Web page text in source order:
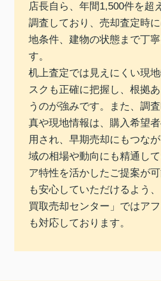
店長自ら、年間1,500件を超
調査しており、売却査定時
地条件、建物の状態まで丁
す。
机上査定では見えにくい現
スクも正確に把握し、根拠
うのが強みです。また、調
真や現地情報は、購入希望
用され、早期売却にもつな
域の相場や動向にも精通し
ア特性を活かしたご提案が
も安心していただけるよう
買取売却センター」ではア
も対応しております。